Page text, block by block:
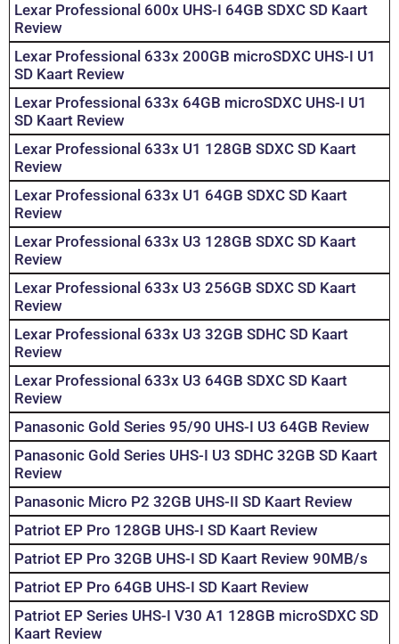
Lexar Professional 600x UHS-I 64GB SDXC SD Kaart
Review
Lexar Professional 633x 200GB microSDXC UHS-I U1
SD Kaart Review
Lexar Professional 633x 64GB microSDXC UHS-I U1
SD Kaart Review
Lexar Professional 633x U1 128GB SDXC SD Kaart
Review
Lexar Professional 633x U1 64GB SDXC SD Kaart
Review
Lexar Professional 633x U3 128GB SDXC SD Kaart
Review
Lexar Professional 633x U3 256GB SDXC SD Kaart
Review
Lexar Professional 633x U3 32GB SDHC SD Kaart
Review
Lexar Professional 633x U3 64GB SDXC SD Kaart
Review
Panasonic Gold Series 95/90 UHS-I U3 64GB Review
Panasonic Gold Series UHS-I U3 SDHC 32GB SD Kaart
Review
Panasonic Micro P2 32GB UHS-II SD Kaart Review
Patriot EP Pro 128GB UHS-I SD Kaart Review
Patriot EP Pro 32GB UHS-I SD Kaart Review 90MB/s
Patriot EP Pro 64GB UHS-I SD Kaart Review
Patriot EP Series UHS-I V30 A1 128GB microSDXC SD
Kaart Review